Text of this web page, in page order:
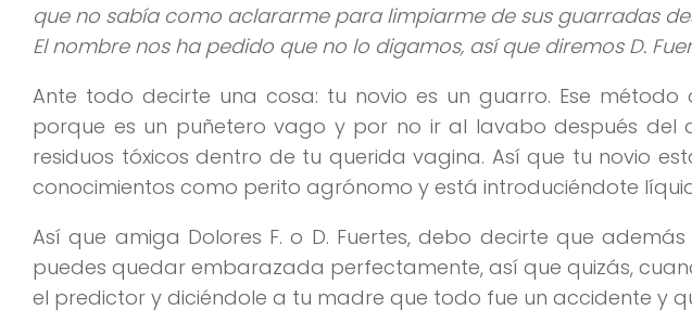
que no sabía como aclararme para limpiarme de sus guarradas
El nombre nos ha pedido que no lo digamos, así que diremos D.
Ante todo decirte una cosa: tu novio es un guarro. Ese
porque es un puñetero vago y por no ir al lavabo después del
residuos tóxicos dentro de tu querida vagina. Así que tu novio
conocimientos como perito agrónomo y está introduciéndote
Así que amiga Dolores F. o D. Fuertes, debo decirte que
puedes quedar embarazada perfectamente, así que quizás,
el predictor y diciéndole a tu madre que todo fue un accidente y